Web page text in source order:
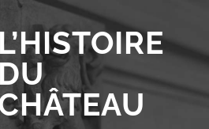
DU